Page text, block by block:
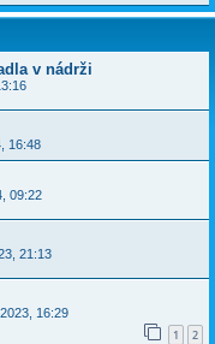
v nádrži
16:48
09:22
21:13
16:29
1 2